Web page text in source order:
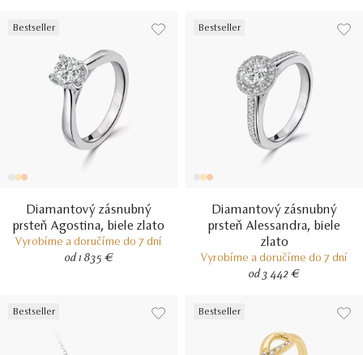
Bestseller
Diamantový zásnubný
prsteň Agostina, biele zlato
Vyrobíme a doručíme do 7 dní
od 1 835 €
Bestseller
Diamantový zásnubný
prsteň Alessandra, biele
zlato
Vyrobíme a doručíme do 7 dní
od 3 442 €
Bestseller Bestseller